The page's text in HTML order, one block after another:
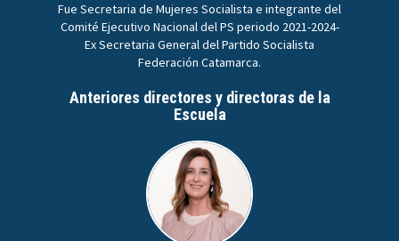
Fue Secretaria de Mujeres Socialista e integrante del
Comité Ejecutivo Nacional del PS periodo 2021-2024-
Ex Secretaria General del Partido Socialista
Federación Catamarca.
Anteriores directores y directoras de la
Escuela